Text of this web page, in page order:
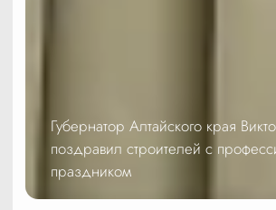
Губернатор Алтайского края
поздравил строителей с
праздником